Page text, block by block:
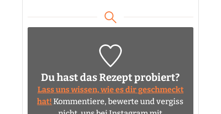
Du hast das Rezept probiert?
Lass uns wissen, wie es dir geschmeckt
hat! Kommentiere, bewerte und vergiss